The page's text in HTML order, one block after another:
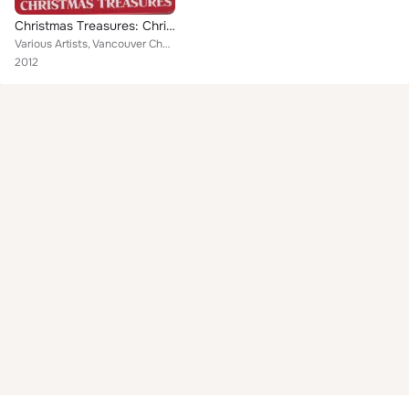
Christmas Treasures: Christmas Choirs
Various Artists, Vancouver Chamber Choir, Mennonite Children's Choir, The Minnesota Compline Choir, Kelvin High School Choir of ...
2012